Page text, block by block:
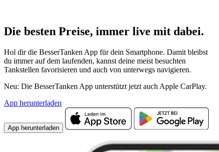
Die besten Preise, immer live mit dabei.
Hol dir die BesserTanken App für dein Smartphone. Damit bleibst
du immer auf dem laufenden, kannst deine meist besuchten
Tankstellen favorisieren und auch von unterwegs navigieren.
Neu: Die BesserTanken App unterstützt jetzt auch Apple CarPlay.
App herunterladen
App herunterladen